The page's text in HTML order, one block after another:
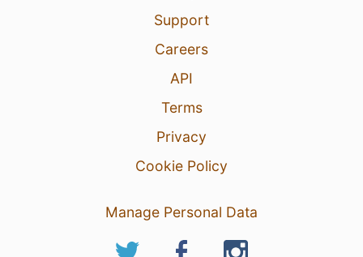
Support
Careers
API
Terms
Privacy
Cookie Policy
Manage Personal Data